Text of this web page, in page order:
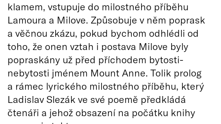
klamem, vstupuje do milostného příběhu
Lamoura a Milove. Způsobuje v něm poprask
a věčnou zkázu, pokud bychom odhlédli od
toho, že onen vztah i postava Milove byly
popraskány už před příchodem bytosti-
nebytosti jménem Mount Anne. Tolik prolog
a rámec lyrického milostného příběhu, který
Ladislav Slezák ve své poemě předkládá
čtenáři a jehož obsazení na počátku knihy